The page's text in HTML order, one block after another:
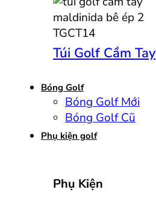
Túi Golf Cầm Tay
Bóng Golf
Bóng Golf Mới
Bóng Golf Cũ
Phụ kiện golf
Phụ Kiện